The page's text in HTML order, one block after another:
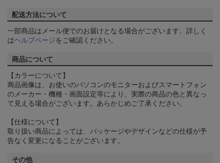
配送方法について
一部商品はメール便でのお届けとなる場合がございます。詳しく
はヘルプページをご確認ください。
商品について
【カラーについて】
商品画像は、お使いのパソコンのモニターおよびスマートフォン
のメーカー・機種・画面設定等により、実際の商品の色と異なっ
て見える場合がございます。あらかじめご了承ください。
【仕様について】
取り扱い商品によっては、パッケージやデザインなどの仕様が予
告なく変更になることがございます。
その他